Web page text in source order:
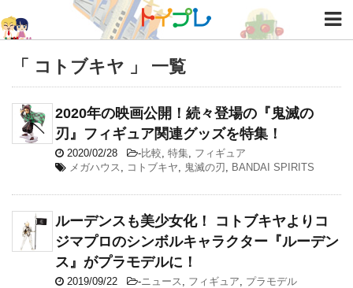
「 コトブキヤ 」 一覧
2020年の映画公開！続々登場の『鬼滅の
刃』フィギュア関連グッズを特集！
2020/02/28 -比較, 特集, フィギュア
メガハウス , コトブキヤ, 鬼滅の刃 , BANDAI SPIRITS
ルーデンスも美少女化！ コトブキヤよりコ
ジマプロのシンボルキャラクター『ルーデン
ス』がプラモデルに！
2019/09/22 -ニュース , フィギュア, プラモデル